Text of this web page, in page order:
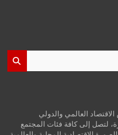
العالمي والدولي
لتصل إلى كافة فئات المجتمع